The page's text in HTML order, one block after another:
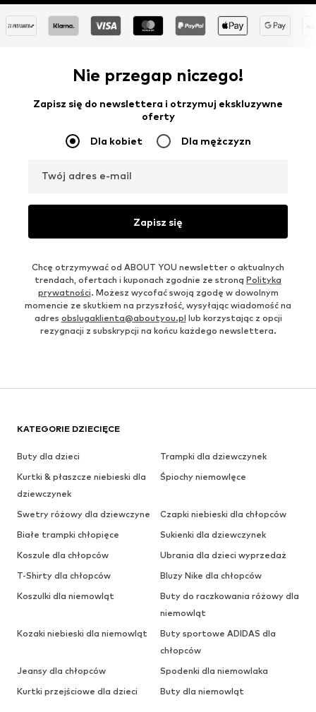
Nie przegap niczego!
Zapisz się do newslettera i otrzymuj ekskluzywne
oferty
Dla kobiet Dla mężczyzn
Twój adres e-mail
Zapisz się
Chcę otrzymywać od ABOUT YOU newsletter o aktualnych
trendach, ofertach i kuponach zgodnie ze stroną Polityka
prywatności. Możesz wycofać swoją zgodę w dowolnym
momencie ze skutkiem na przyszłość, wysyłając wiadomość na
adres obslugaklienta@aboutyou.pl lub korzystając z opcji
rezygnacji z subskrypcji na końcu każdego newslettera.
KATEGORIE DZIECIĘCE
Buty dla dzieci
Trampki dla dziewczynek
Kurtki & płaszcze niebieski dla
dziewczynek
Śpiochy niemowlęce
Swetry różowy dla dziewczyne
Czapki niebieski dla chłopców
Białe trampki chłopięce
Sukienki dla dziewczynek
Koszule dla chłopców
Ubrania dla dzieci wyprzedaż
T-Shirty dla chłopców
Bluzy Nike dla chłopców
Koszulki dla niemowląt
Buty do raczkowania różowy dla
niemowląt
Kozaki niebieski dla niemowląt
Buty sportowe ADIDAS dla
chłopców
Jeansy dla chłopców
Spodenki dla niemowlaka
Kurtki przejściowe dla dzieci
Buty dla niemowląt